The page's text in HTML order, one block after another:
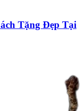
Tặng Đẹp Tại